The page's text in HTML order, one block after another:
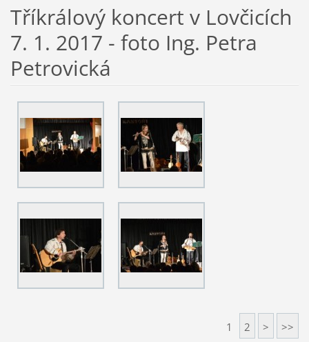
Tříkrálový koncert v Lovčicích
7. 1. 2017 - foto Ing. Petra
Petrovická
1 2 > >>